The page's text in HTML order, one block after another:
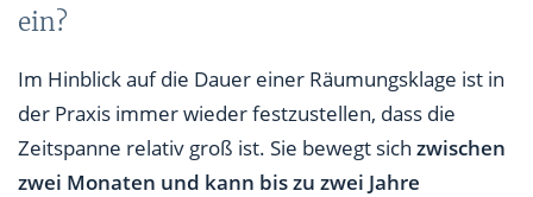
ein?
Im Hinblick auf die Dauer einer Räumungsklage ist in
der Praxis immer wieder festzustellen, dass die
Zeitspanne relativ groß ist. Sie bewegt sich zwischen
zwei Monaten und kann bis zu zwei Jahre